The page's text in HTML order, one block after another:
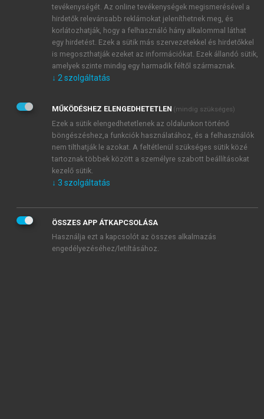
JELSZÓ ÚJRA
Kérek értesítést a MeRSZ újdonságairól, akcióiról.
Kérek értesítést az Akadémiai Kiadó Zrt. újdonságairól,
Adatkezelési tájékoztatóbanfoglaltakat tudomásul
veszem és elfogadom.
Általános vásárlási feltételeket, valamint a szotar.netés a
mersz.huoldalak licencszerződéseiben foglaltakat
tudomásul veszem és elfogadom.
KIPRÓBÁLOM
tevékenységét. Az online tevékenységek megismerésével a
hirdetők relevánsabb reklámokat jeleníthetnek meg, és
korlátozhatják, hogy a felhasználó hány alkalommal láthat
egy hirdetést. Ezek a sütik más szervezetekkel és hirdetőkkel
is megoszthatják ezeket az információkat. Ezek állandó sütik,
amelyek szinte mindig egy harmadik féltől származnak.
↓ 2 szolgáltatás
MŰKÖDÉSHEZ ELENGEDHETETLEN (mindig szükséges)
Ezek a sütik elengedhetetlenek az oldalunkon történő
böngészéshez,a funkciók használatához, és a felhasználók
nem tilthatják le azokat. A feltétlenül szükséges sütik közé
tartoznak többek között a személyre szabott beállításokat
kezelő sütik.
↓ 3 szolgáltatás
ÖSSZES APP ÁTKAPCSOLÁSA
Használja ezt a kapcsolót az összes alkalmazás
engedélyezéséhez/letiltásához.